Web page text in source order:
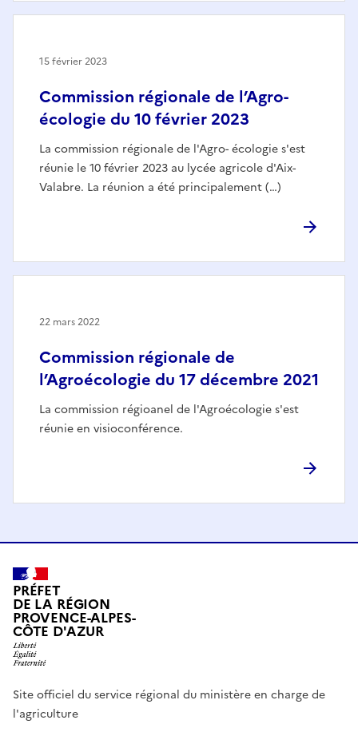
Commission régionale de l’Agro-
écologie du 10 février 2023
La commission régionale de l'Agro- écologie s'est
réunie le 10 février 2023 au lycée agricole d'Aix-
Valabre. La réunion a été principalement (…)
15 février 2023
Commission régionale de
l’Agroécologie du 17 décembre 2021
La commission régioanel de l'Agroécologie s'est
réunie en visioconférence.
22 mars 2022
PRÉFET
DE LA RÉGION
PROVENCE-ALPES-
CÔTE D'AZUR
Site officiel du service régional du ministère en charge de
l'agriculture